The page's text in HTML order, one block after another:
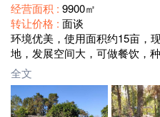
经营面积 : 9900㎡
转让价格 : 面谈
环境优美，使用面积约15亩，
地，发展空间大，可做餐饮，
全文